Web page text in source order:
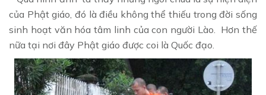
của Phật giáo, đó là điều không thể thiếu trong đời sống
sinh hoạt văn hóa tâm linh của con người Lào. Hơn thế
nữa tại nơi đây Phật giáo được coi là Quốc đạo.